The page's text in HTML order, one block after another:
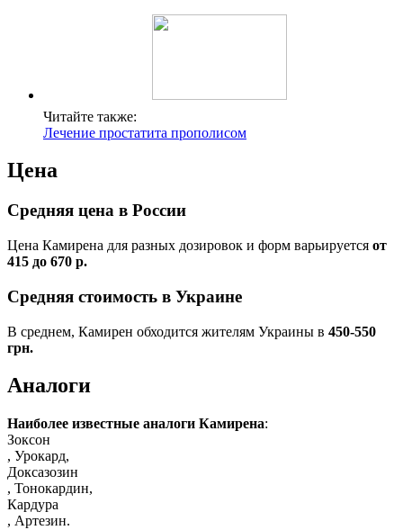
Читайте также:
Лечение простатита прополисом
Цена
Средняя цена в России
Цена Камирена для разных дозировок и форм варьируется от
415 до 670 р.
Средняя стоимость в Украине
В среднем, Камирен обходится жителям Украины в 450-550
грн.
Аналоги
Наиболее известные аналоги Камирена:
Зоксон
, Урокард,
Доксазозин
, Тонокардин,
Кардура
, Артезин.